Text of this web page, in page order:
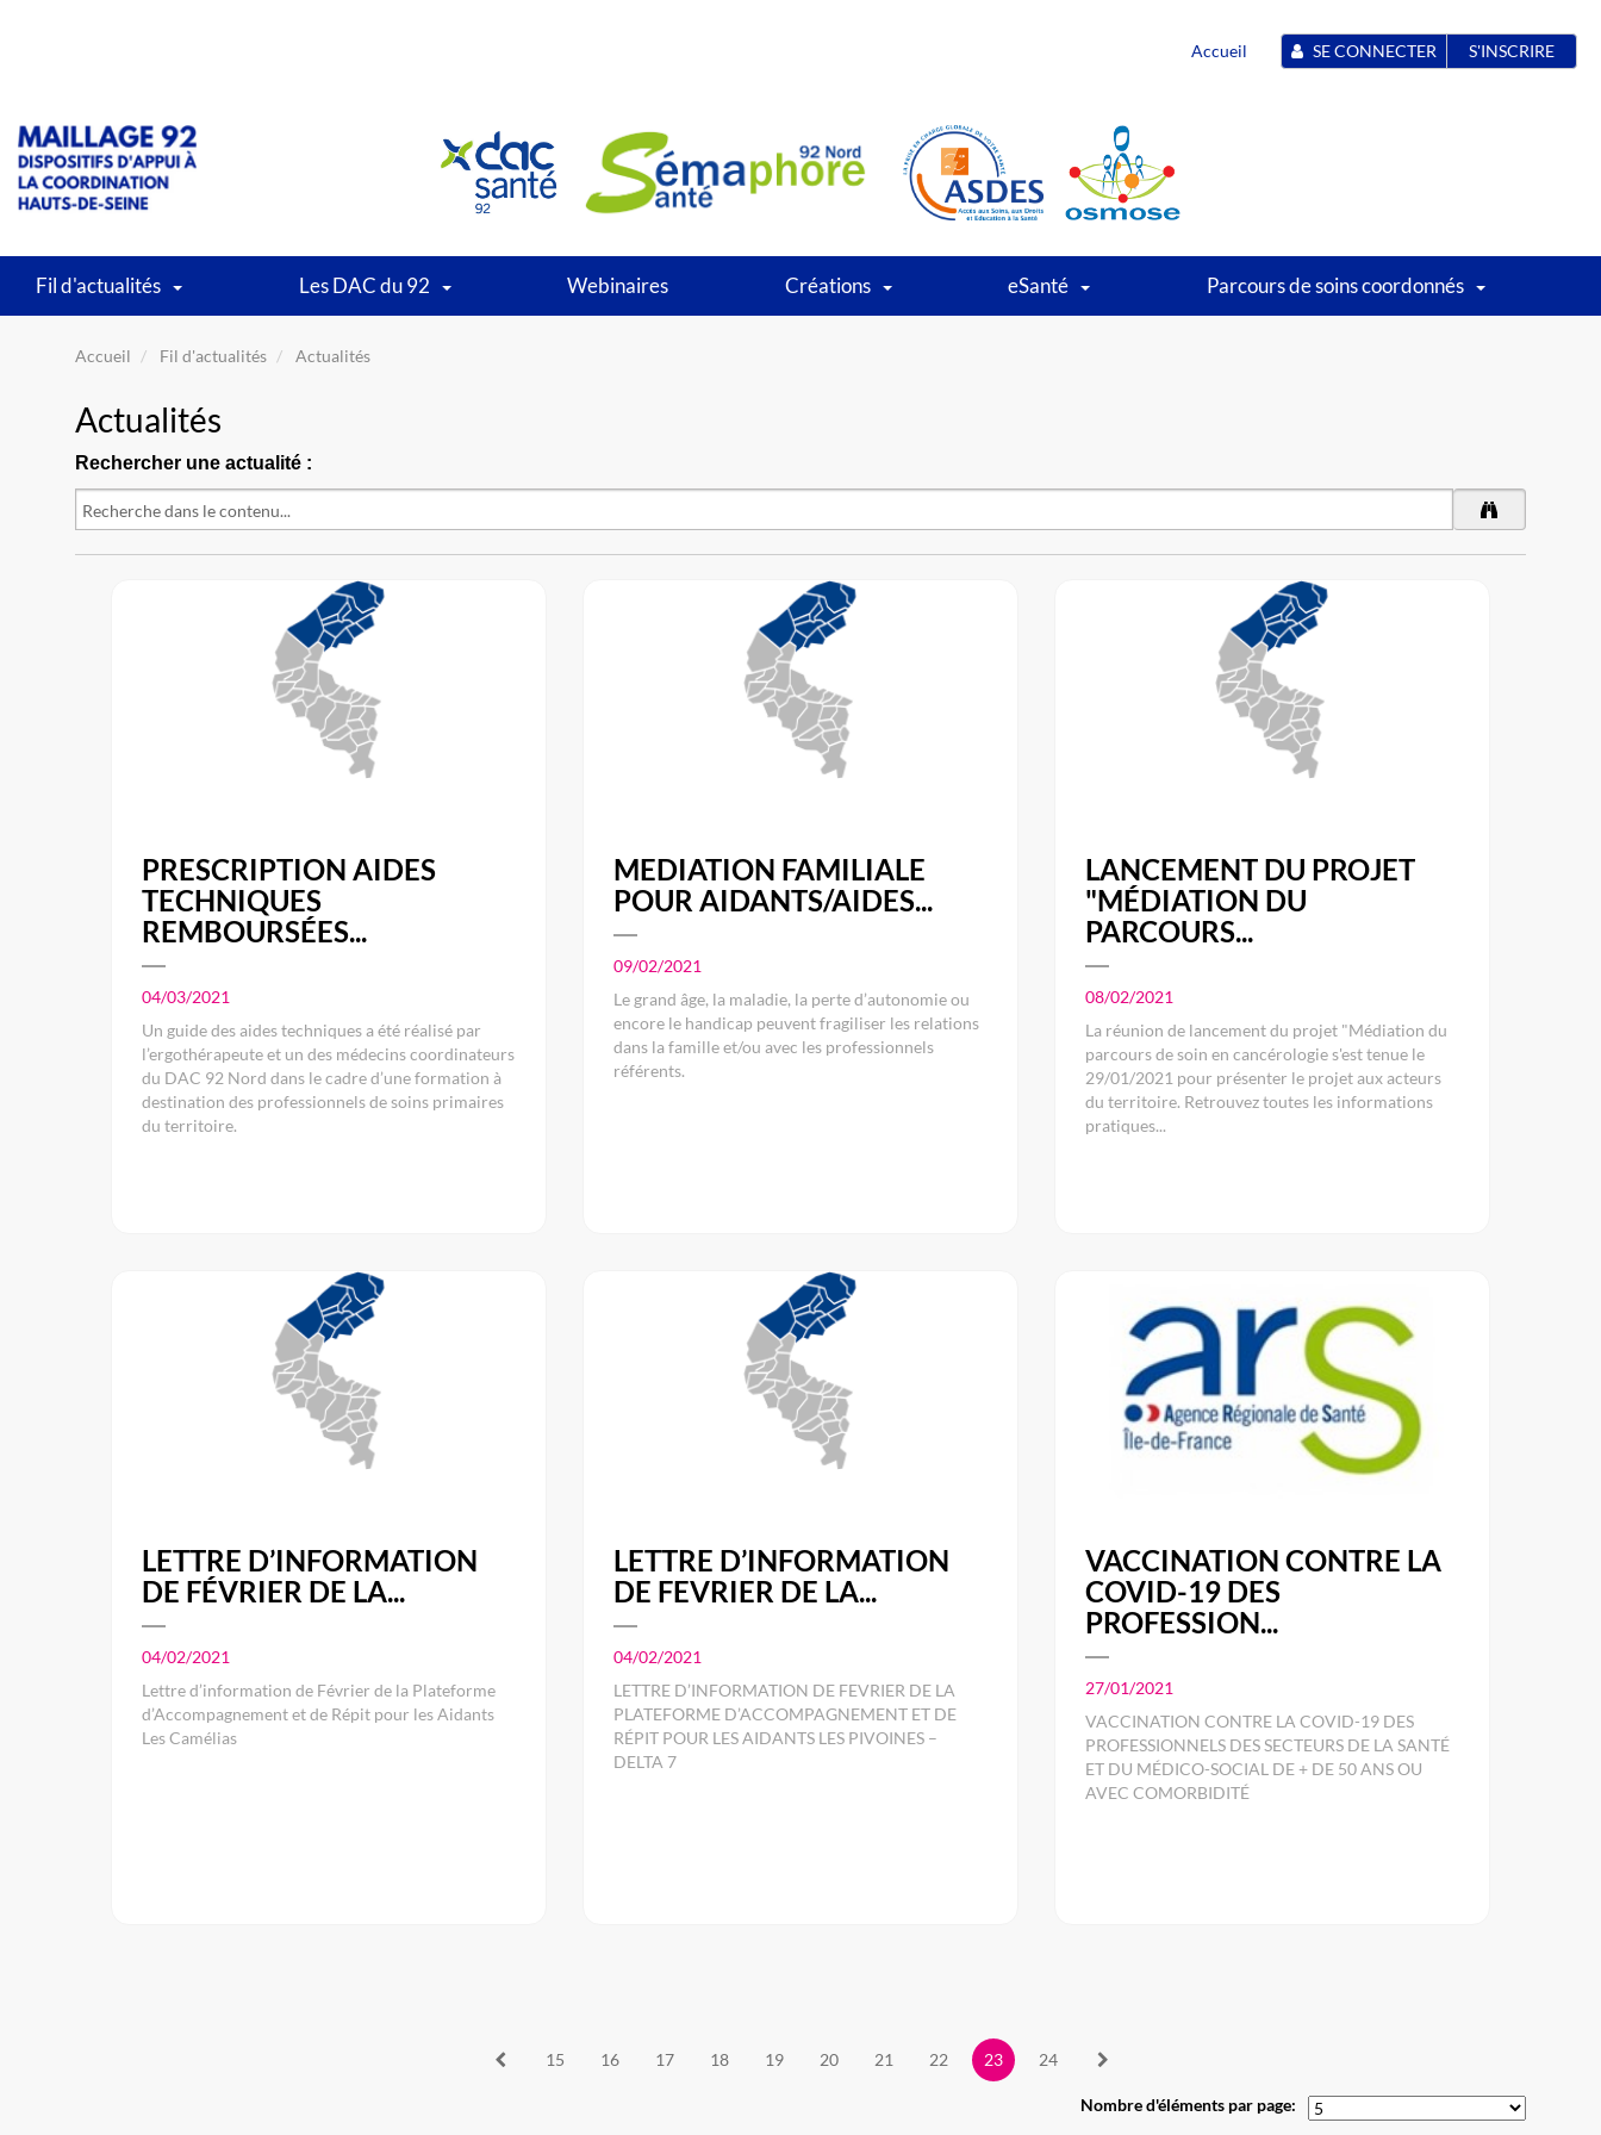
Accueil SE CONNECTER S'INSCRIRE
Fil d'actualités Les DAC du 92 Webinaires Créations eSanté Parcours de soins coordonnés
Accueil Fil d'actualités Actualités
Actualités
Rechercher une actualité :
PRESCRIPTION AIDES
TECHNIQUES
REMBOURSÉES...
04/03/2021
Un guide des aides techniques a été réalisé par
l’ergothérapeute et un des médecins coordinateurs
du DAC 92 Nord dans le cadre d’une formation à
destination des professionnels de soins primaires
du territoire.
MEDIATION FAMILIALE
POUR AIDANTS/AIDES...
09/02/2021
Le grand âge, la maladie, la perte d’autonomie ou
encore le handicap peuvent fragiliser les relations
dans la famille et/ou avec les professionnels
référents.
LANCEMENT DU PROJET
"MÉDIATION DU
PARCOURS...
08/02/2021
La réunion de lancement du projet "Médiation du
parcours de soin en cancérologie s'est tenue le
29/01/2021 pour présenter le projet aux acteurs
du territoire. Retrouvez toutes les informations
pratiques...
LETTRE D’INFORMATION
DE FÉVRIER DE LA...
04/02/2021
Lettre d’information de Février de la Plateforme
d’Accompagnement et de Répit pour les Aidants
Les Camélias
LETTRE D’INFORMATION
DE FEVRIER DE LA...
04/02/2021
LETTRE D’INFORMATION DE FEVRIER DE LA
PLATEFORME D’ACCOMPAGNEMENT ET DE
RÉPIT POUR LES AIDANTS LES PIVOINES –
DELTA 7
VACCINATION CONTRE LA
COVID-19 DES
PROFESSION...
27/01/2021
VACCINATION CONTRE LA COVID-19 DES
PROFESSIONNELS DES SECTEURS DE LA SANTÉ
ET DU MÉDICO-SOCIAL DE + DE 50 ANS OU
AVEC COMORBIDITÉ
Nombre d'éléments par page:
15 16 17 18 19 20 21 22 23 24